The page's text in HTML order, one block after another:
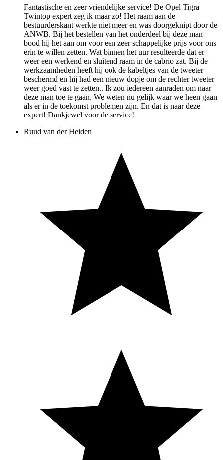
Fantastische en zeer vriendelijke service! De Opel Tigra
Twintop expert zeg ik maar zo! Het raam aan de
bestuurderskant werkte niet meer en was doorgeknipt door de
ANWB. Bij het bestellen van het onderdeel bij deze man
bood hij het aan om voor een zeer schappelijke prijs voor ons
erin te willen zetten. Wat binnen het uur resulteerde dat er
weer een werkend en sluitend raam in de cabrio zat. Bij de
werkzaamheden heeft hij ook de kabeltjes van de tweeter
beschermd en hij had een nieuw dopje om de rechter tweeter
weer goed vast te zetten.. Ik zou iedereen aanraden om naar
deze man toe te gaan. We weten nu gelijk waar we heen gaan
als er in de toekomst problemen zijn. En dat is naar deze
expert! Dankjewel voor de service!
Ruud van der Heiden